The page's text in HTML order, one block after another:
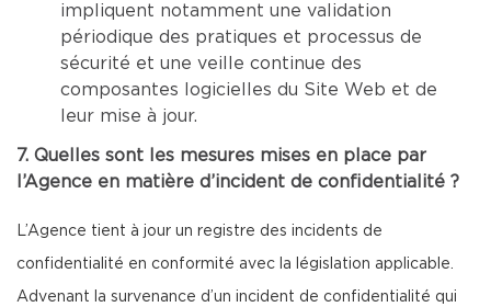
impliquent notamment une validation
périodique des pratiques et processus de
sécurité et une veille continue des
composantes logicielles du Site Web et de
leur mise à jour.
7. Quelles sont les mesures mises en place par
l’Agence en matière d’incident de confidentialité ?
L’Agence tient à jour un registre des incidents de
confidentialité en conformité avec la législation applicable.
Advenant la survenance d’un incident de confidentialité qui